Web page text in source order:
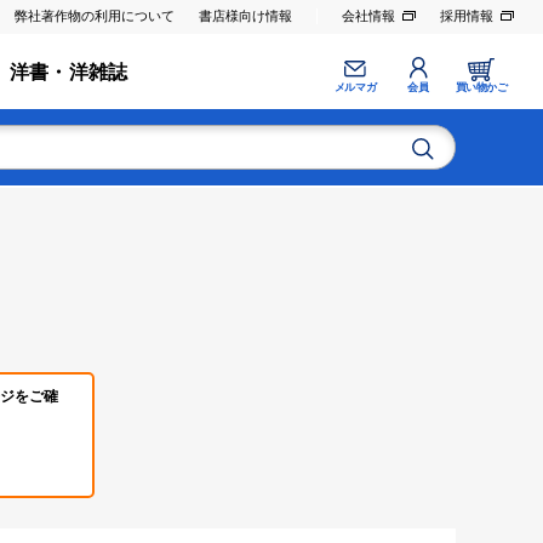
弊社著作物の利用について 書店様向け情報 会社情報 採用情報
洋書・洋雑誌
メルマガ 会員 買い物かご
をご確